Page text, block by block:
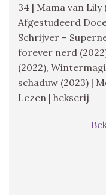
34 | Mama van
Afgestudeerd
Schrijver –
forever nerd
(2022),
schaduw (2023) |
Lezen | hekserij